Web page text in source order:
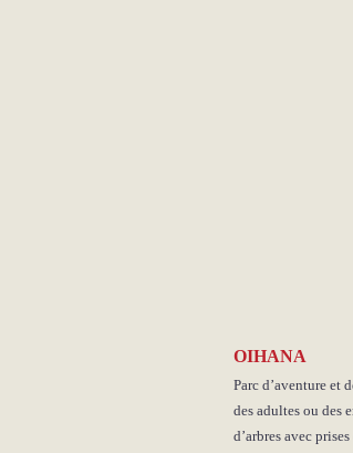
OIHANA
Parc d’aventure et
des adultes ou des
d’arbres avec